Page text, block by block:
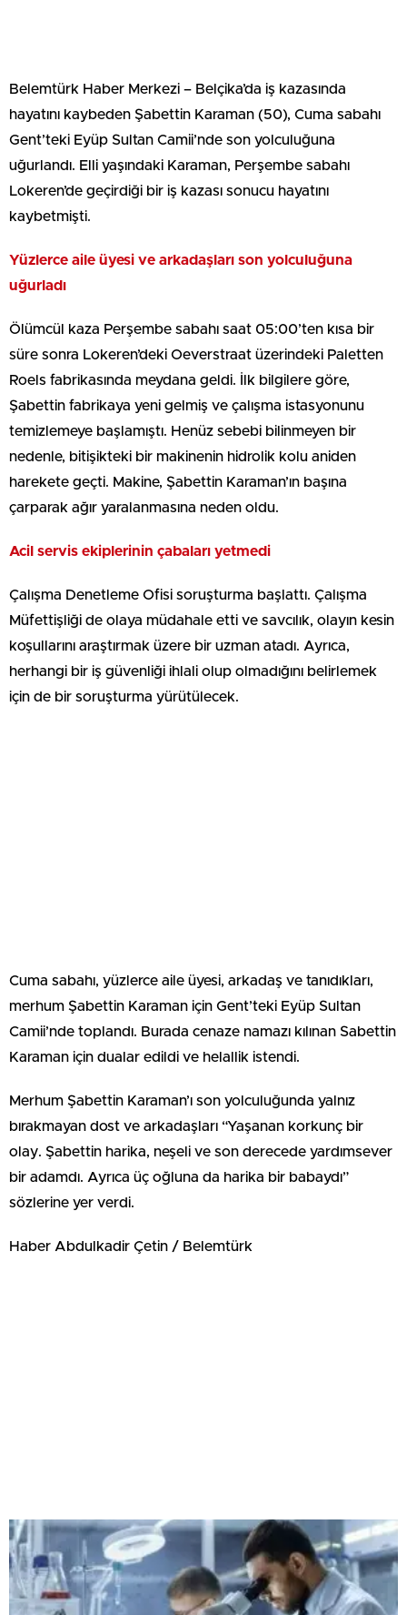
Belemtürk Haber Merkezi – Belçika’da iş kazasında
hayatını kaybeden Şabettin Karaman (50), Cuma sabahı
Gent’teki Eyüp Sultan Camii’nde son yolculuğuna
uğurlandı. Elli yaşındaki Karaman, Perşembe sabahı
Lokeren’de geçirdiği bir iş kazası sonucu hayatını
kaybetmişti.
Yüzlerce aile üyesi ve arkadaşları son yolculuğuna
uğurladı
Ölümcül kaza Perşembe sabahı saat 05:00’ten kısa bir
süre sonra Lokeren’deki Oeverstraat üzerindeki Paletten
Roels fabrikasında meydana geldi. İlk bilgilere göre,
Şabettin fabrikaya yeni gelmiş ve çalışma istasyonunu
temizlemeye başlamıştı. Henüz sebebi bilinmeyen bir
nedenle, bitişikteki bir makinenin hidrolik kolu aniden
harekete geçti. Makine, Şabettin Karaman’ın başına
çarparak ağır yaralanmasına neden oldu.
Acil servis ekiplerinin çabaları yetmedi
Çalışma Denetleme Ofisi soruşturma başlattı. Çalışma
Müfettişliği de olaya müdahale etti ve savcılık, olayın kesin
koşullarını araştırmak üzere bir uzman atadı. Ayrıca,
herhangi bir iş güvenliği ihlali olup olmadığını belirlemek
için de bir soruşturma yürütülecek.
Cuma sabahı, yüzlerce aile üyesi, arkadaş ve tanıdıkları,
merhum Şabettin Karaman için Gent’teki Eyüp Sultan
Camii’nde toplandı. Burada cenaze namazı kılınan Sabettin
Karaman için dualar edildi ve helallik istendi.
Merhum Şabettin Karaman’ı son yolculuğunda yalnız
bırakmayan dost ve arkadaşları “Yaşanan korkunç bir
olay. Şabettin harika, neşeli ve son derecede yardımsever
bir adamdı. Ayrıca üç oğluna da harika bir babaydı”
sözlerine yer verdi.
Haber Abdulkadir Çetin / Belemtürk